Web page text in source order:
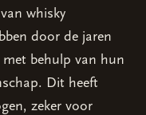
whisky
door de jaren
behulp van hun
Dit heeft
zeker voor